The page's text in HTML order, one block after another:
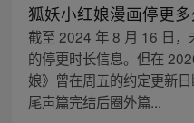
狐妖小红娘漫画停更
截至 2024 年 8 月 16 日
的停更时长信息。但在
娘》曾在周五的约定更新日
尾声篇完结后圈外篇...